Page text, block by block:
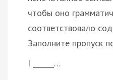
чтобы оно
соответствовало
Заполните пропуск
I ______…